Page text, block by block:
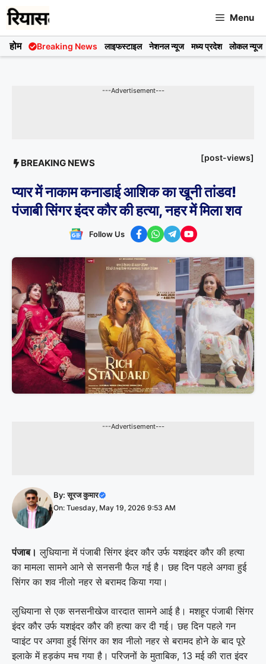
Skip
to
content
Menu
होम Breaking News लाइफस्टाइल नेशनल न्यूज मध्य प्रदेश लोकल न्यूज
---Advertisement---
BREAKING NEWS [post-views]
प्यार में नाकाम कनाडाई आशिक का खूनी तांडव!
पंजाबी सिंगर इंदर कौर की हत्या, नहर में मिला शव
Follow Us
---Advertisement---
By:सूरज कुमार
On: Tuesday, May 19, 2026 9:53 AM
पंजाब। लुधियाना में पंजाबी सिंगर इंदर कौर उर्फ यशइंदर कौर की हत्या
का मामला सामने आने से सनसनी फैल गई है। छह दिन पहले अगवा हुई
सिंगर का शव नीलो नहर से बरामद किया गया।
लुधियाना से एक सनसनीखेज वारदात सामने आई है। मशहूर पंजाबी सिंगर
इंदर कौर उर्फ यशइंदर कौर की हत्या कर दी गई। छह दिन पहले गन
प्वाइंट पर अगवा हुई सिंगर का शव नीलो नहर से बरामद होने के बाद पूरे
इलाके में हड़कंप मच गया है। परिजनों के मुताबिक, 13 मई की रात इंदर